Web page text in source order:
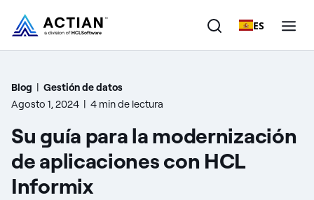
ES
Productos
Clientes
Empresa
Blog | Gestión de datos
Agosto 1, 2024 | 4 min de lectura
Su guía para la modernización
de aplicaciones con HCL
Informix